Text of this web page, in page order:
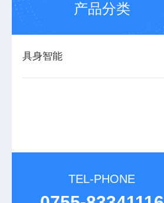
产品分类
具身智能
TEL-PHONE